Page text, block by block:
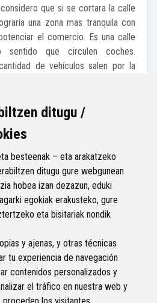
ditugu /
besteenak – eta arakatzeko
ditugu gure webgunean
hobea izan dezazun, eduki
egokiak erakusteko, gure
eta bisitariak nondik
y ajenas, y otras técnicas
tu experiencia de navegación
contenidos personalizados y
el tráfico en nuestra web y
que si se cortara la calle
una zona mas tranquila con
el comercio. Es una calle
que circulen coches.
de vehículos salen por la
seria reducir de una manera
acústica que actualmente
Apoyar